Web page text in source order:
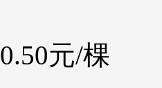
0.50元/棵